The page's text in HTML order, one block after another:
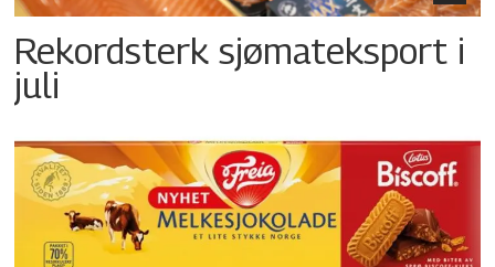
Rekordsterk sjømateksport i
juli